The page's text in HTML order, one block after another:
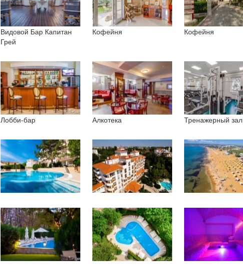
Видовой Бар Капитан
Грей
Кофейня Кофейня
Лобби-бар Алкотека Тренажерный зал